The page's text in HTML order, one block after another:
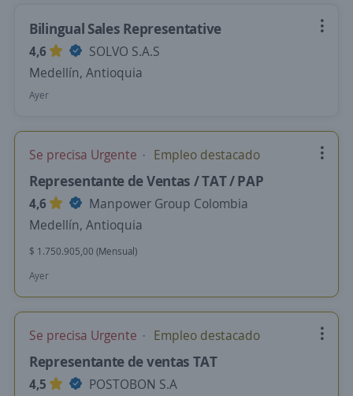
Bilingual Sales Representative
4,6
SOLVO S.A.S
Medellín, Antioquia
Ayer
Se precisa Urgente Empleo destacado
Representante de Ventas / TAT / PAP
4,6
Manpower Group Colombia
Medellín, Antioquia
$ 1.750.905,00 (Mensual)
Ayer
Se precisa Urgente Empleo destacado
Representante de ventas TAT
4,5
POSTOBON S.A